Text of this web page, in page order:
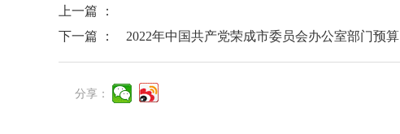
上一篇 ：
下一篇 ：
2022年中国共产党荣成市委员会办公室部门预算
分享：